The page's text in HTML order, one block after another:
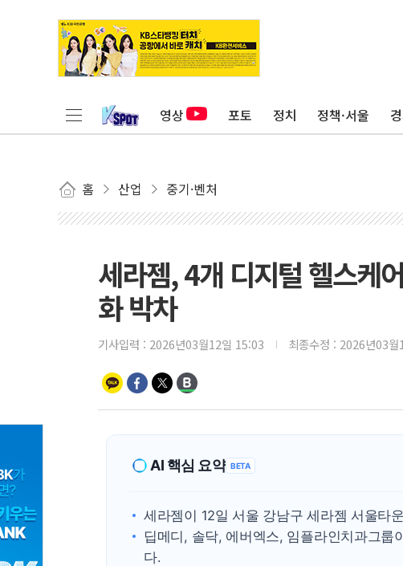
영상 포토 정치 정책·서울
홈 산업 중기·벤처
세라젬, 4개 디지털 헬스케
화 박차
기사입력 : 2026년03월12일 15:03 최종수정 : 2026년03
AI 핵심 요약 BETA
세라젬이 12일 서울 강남구 세라젬 서울타
딥메디, 솔닥, 에버엑스, 임플라인치과그
다.